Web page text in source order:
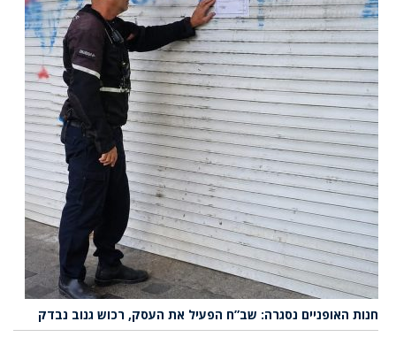
חנות האופניים נסגרה: שב”ח הפעיל את העסק, רכוש גנוב נבדק